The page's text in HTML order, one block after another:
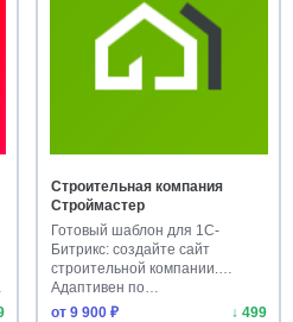
Строительная компания
Строймастер
Готовый шаблон для 1С-
Битрикс: создайте сайт
строительной компании.
Адаптивен по…
от 9 900 ₽
↓ 499